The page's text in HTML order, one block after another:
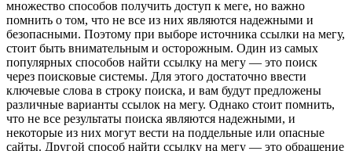
множество способов получить доступ к меге, но важно
помнить о том, что не все из них являются надежными и
безопасными. Поэтому при выборе источника ссылки на мегу,
стоит быть внимательным и осторожным. Один из самых
популярных способов найти ссылку на мегу — это поиск
через поисковые системы. Для этого достаточно ввести
ключевые слова в строку поиска, и вам будут предложены
различные варианты ссылок на мегу. Однако стоит помнить,
что не все результаты поиска являются надежными, и
некоторые из них могут вести на поддельные или опасные
сайты. Другой способ найти ссылку на мегу — это обращение